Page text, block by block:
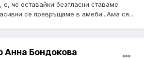
че оставайки безгласни ставаме
се превръщаме в амеби...Ама ся...
Анна Бондокова